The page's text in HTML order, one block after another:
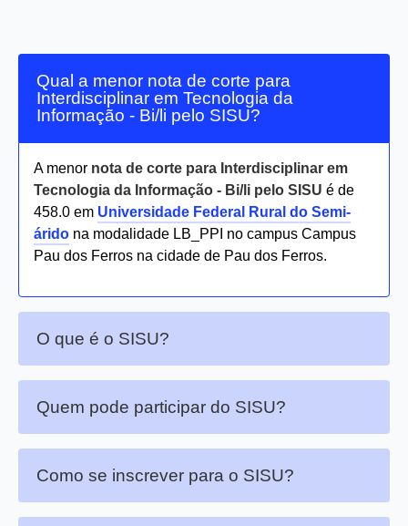
Qual a menor nota de corte para
Interdisciplinar em Tecnologia da
Informação - Bi/li pelo SISU?
A menor nota de corte para Interdisciplinar em
Tecnologia da Informação - Bi/li pelo SISU é de
458.0 em Universidade Federal Rural do Semi-
árido na modalidade LB_PPI no campus Campus
Pau dos Ferros na cidade de Pau dos Ferros.
O que é o SISU?
Quem pode participar do SISU?
Como se inscrever para o SISU?